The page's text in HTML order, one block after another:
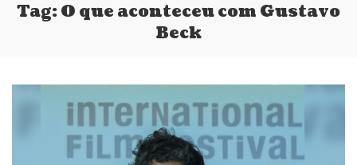
Tag:O que aconteceu com Gustavo
Beck